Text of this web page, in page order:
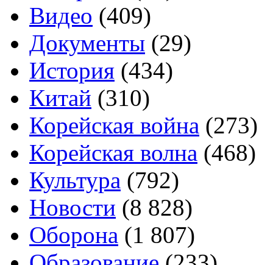
Видео (409)
Документы (29)
История (434)
Китай (310)
Корейская война (273)
Корейская волна (468)
Культура (792)
Новости (8 828)
Оборона (1 807)